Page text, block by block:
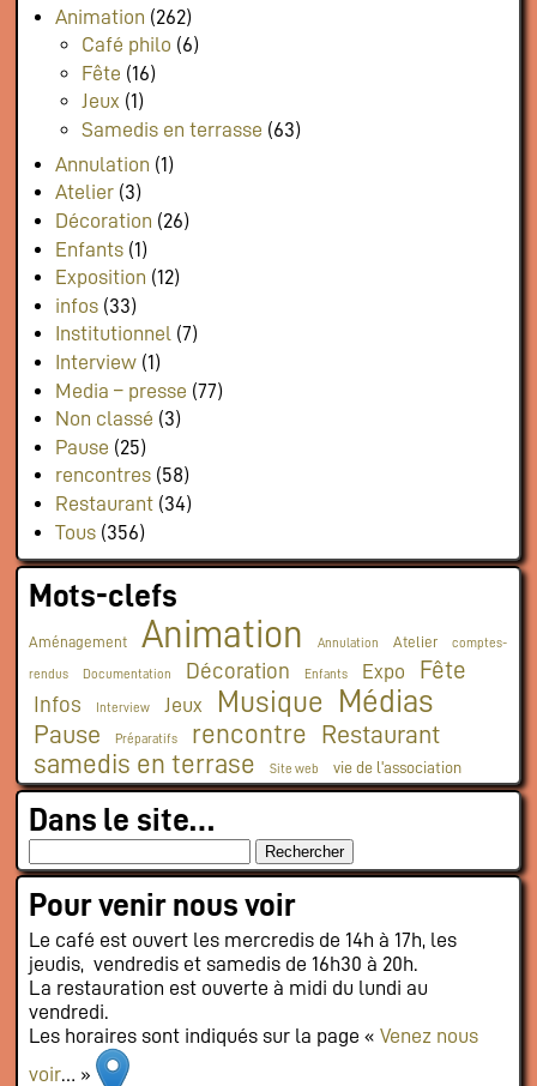
Animation (262)
Café philo (6)
Fête (16)
Jeux (1)
Samedis en terrasse (63)
Annulation (1)
Atelier(3)
Décoration (26)
Enfants(1)
Exposition (12)
infos(33)
Institutionnel (7)
Interview(1)
Media – presse (77)
Non classé (3)
Pause (25)
rencontres(58)
Restaurant(34)
Tous(356)
Mots-clefs
Aménagement Animation Annulation Atelier comptes-
rendus Documentation Décoration Enfants Expo Fête
Infos Interview Jeux Musique Médias
Pause Préparatifs rencontre Restaurant
samedis en terrase Site web vie de l'association
Dans le site…
Pour venir nous voir
Le café est ouvert les mercredis de 14h à 17h, les
jeudis, vendredis et samedis de 16h30 à 20h.
La restauration est ouverte à midi du lundi au
vendredi.
Les horaires sont indiqués sur la page « Venez nous
voir… »